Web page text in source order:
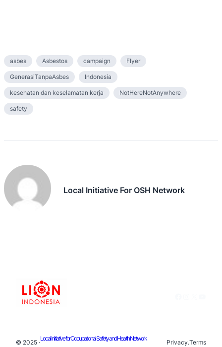
asbes Asbestos campaign Flyer
GenerasiTanpaAsbes Indonesia
kesehatan dan keselamatan kerja NotHereNotAnywhere
safety
Local Initiative For OSH Network
© 2025 ·
Local Initiative for Occupational Safety and Health Network
Privacy.Terms